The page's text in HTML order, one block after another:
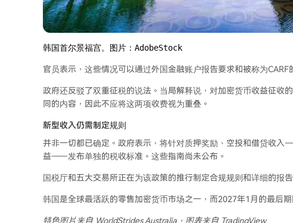
韩国首尔景福宫。图片：AdobeStock
官员表示，这些情况可以通过外国金融账户报告要求和被称为CARF
政府还反驳了双重征税的说法。当局解释说，对加密货币收益征收
同的内容，因此不应将这两项收费视为重叠。
新型收入仍需制定规则
并非一切都已确定。政府表示，将针对质押奖励、空投和借贷收
益——发布单独的税收标准。这些指南尚未公布。
国税厅和五大交易所正在为该政策的推行制定合规规则和详细的报告
韩国是全球最活跃的零售加密货币市场之一，而2027年1月的最后期
特色图片来自 WorldStrides Australia ，图表来自 TradingView